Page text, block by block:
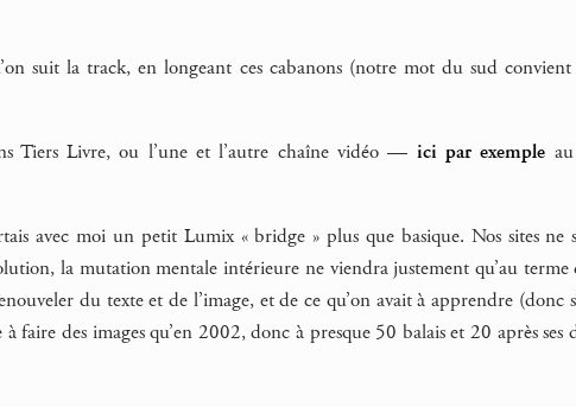
suit la track, en longeant ces cabanons (notre mot du sud
Tiers Livre, ou l’une et l’autre chaîne vidéo — ici par exemple
avec moi un petit Lumix « bridge » plus que basique. Nos sites ne
la mutation mentale intérieure ne viendra justement qu’au terme
du texte et de l’image, et de ce qu’on avait à apprendre (donc
faire des images qu’en 2002, donc à presque 50 balais et 20 après ses